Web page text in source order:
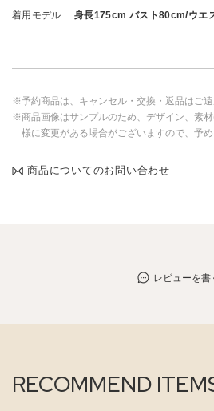
着用モデル
身長175cm バスト80cm/ウエ
※予約商品は、キャンセル・交換・返品はご遠
※商品画像はサンプルのため、デザイン、素
様に変更がある場合がございますので、予め
商品についてのお問い合わせ
レビューを書
RECOMMEND